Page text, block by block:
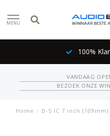
MENU
100%
VANDAAG
BEZOEK ONZE
Home / D-5 IC 7 inch